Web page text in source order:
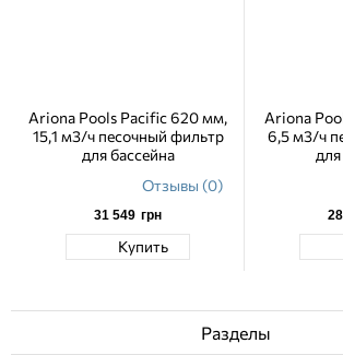
Ariona Pools Pacific 620 мм,
15,1 м3/ч песочный фильтр
для бассейна
Отзывы (0)
31 549 грн
Купить
Ariona
6,5 м3/ч
Разделы